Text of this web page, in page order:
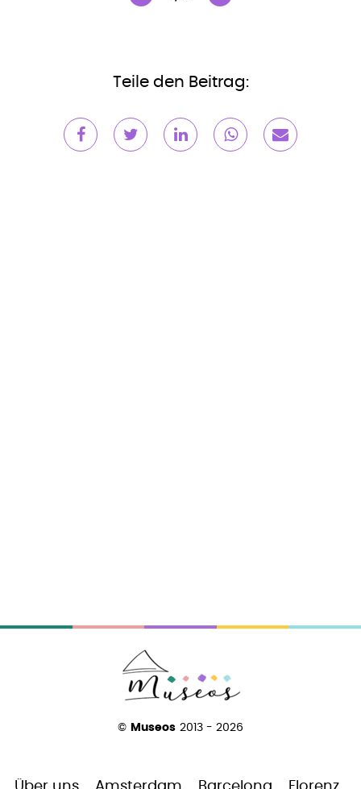
Teile den Beitrag:
© Museos 2013 - 2026